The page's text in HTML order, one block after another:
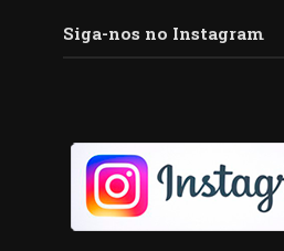
Siga-nos no Instagram